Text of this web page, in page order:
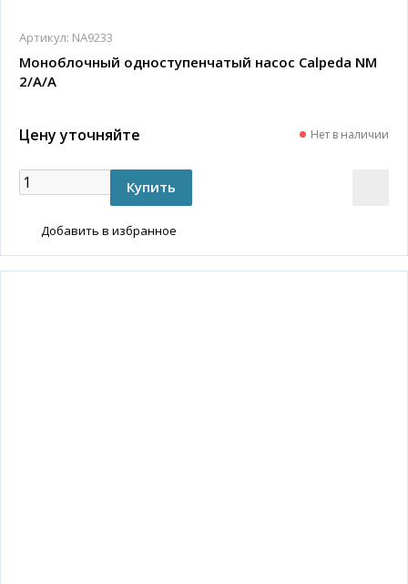
Артикул: NA9233
Моноблочный одноступенчатый насос Calpeda NM
2/A/A
Цену уточняйте Нет в наличии
Добавить в избранное